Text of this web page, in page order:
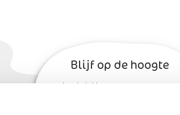
Blijf op de hoogte
Wil jij de lekkerste recepten met